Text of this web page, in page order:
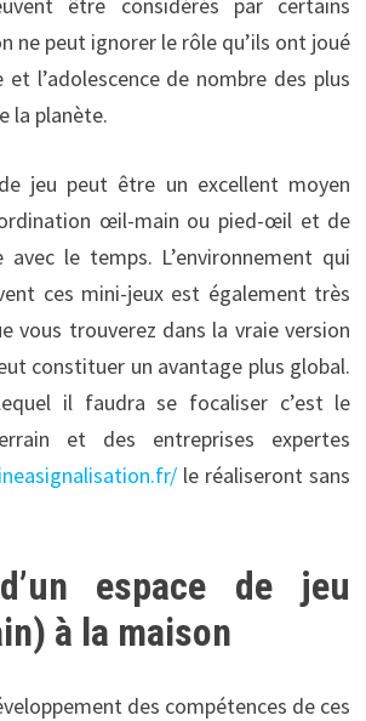
être considérés par certains
ne peut ignorer le rôle qu’ils ont joué
et l’adolescence de nombre des plus
la planète.
jeu peut être un excellent moyen
œil-main ou pied-œil et de
avec le temps. L’environnement qui
ces mini-jeux est également très
vous trouverez dans la vraie version
constituer un avantage plus global.
il faudra se focaliser c’est le
et des entreprises expertes
le réaliseront sans
espace de jeu
à la maison
des compétences de ces